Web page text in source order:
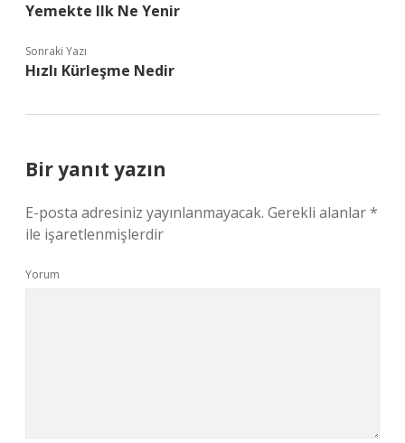
Yemekte Ilk Ne Yenir
Sonraki Yazı
Hızlı Kürleşme Nedir
Bir yanıt yazın
E-posta adresiniz yayınlanmayacak. Gerekli alanlar*
ile işaretlenmişlerdir
Yorum